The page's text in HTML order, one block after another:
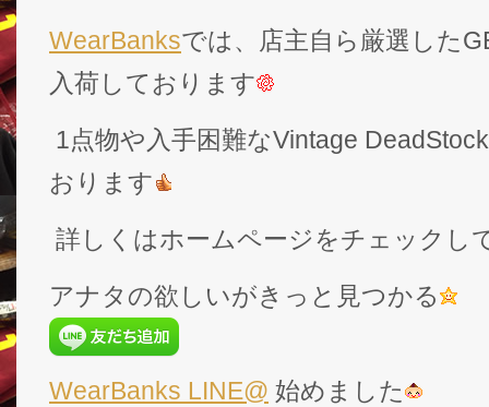
WearBanksでは、店主自ら厳選した
入荷しております
1点物や入手困難なVintage
おります
詳しくはホームページをチェックし
アナタの欲しいがきっと見つかる
WearBanks LINE@ 始めました